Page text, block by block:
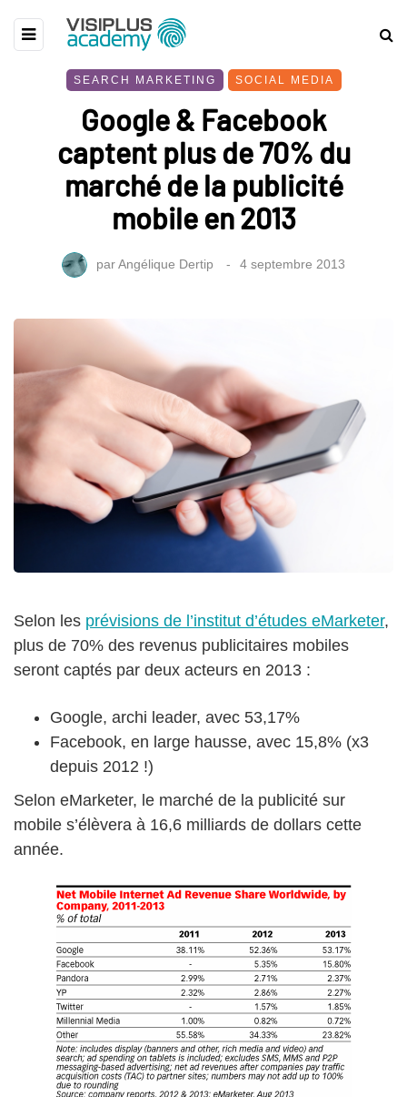
SEARCH MARKETING SOCIAL MEDIA
Google & Facebook
captent plus de 70% du
marché de la publicité
mobile en 2013
parAngélique Dertip 4 septembre 2013
Selon les prévisions de l’institut d’études eMarketer,
plus de 70% des revenus publicitaires mobiles
seront captés par deux acteurs en 2013 :
Google, archi leader, avec 53,17%
Facebook, en large hausse, avec 15,8% (x3
depuis 2012 !)
Selon eMarketer, le marché de la publicité sur
mobile s’élèvera à 16,6 milliards de dollars cette
année.